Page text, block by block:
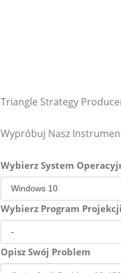
Triangle Strategy
Wypróbuj Nasz
Wybierz System
Wybierz Program
Opisz Swój Problem